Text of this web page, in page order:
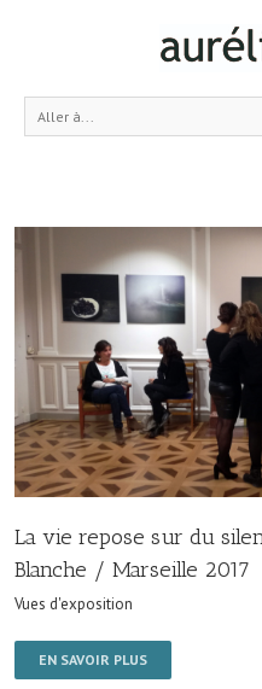
Aller à...
La vie repose sur du
Blanche / Marseille 2017
Vues d'exposition
EN SAVOIR PLUS